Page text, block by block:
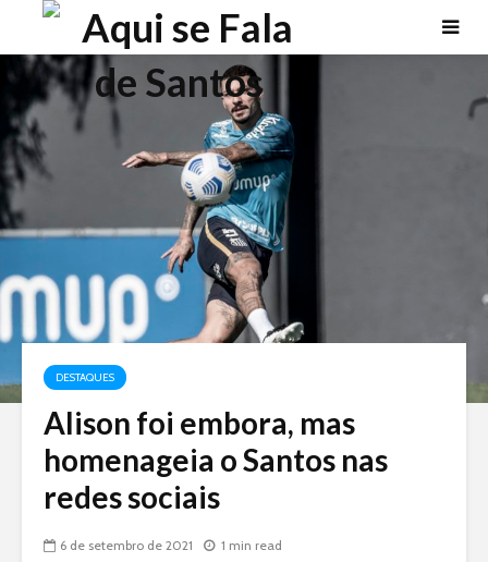
DESTAQUES
Alison foi embora, mas
homenageia o Santos nas
redes sociais
6 de setembro de 2021 1 min read